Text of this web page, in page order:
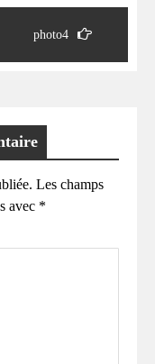
photo4
Les champs
avec *